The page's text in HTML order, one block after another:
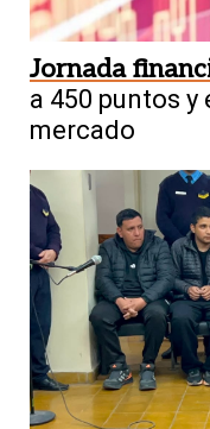
Jornada
a 450 puntos y
mercado